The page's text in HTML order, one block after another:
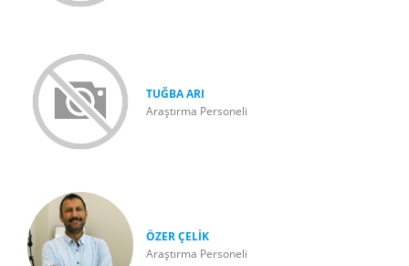
TUĞBA ARI
Araştırma Personeli
ÖZER ÇELİK
Araştırma Personeli